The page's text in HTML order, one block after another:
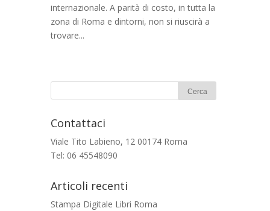
internazionale. A parità di costo, in tutta la
zona di Roma e dintorni, non si riuscirà a
trovare...
Contattaci
Viale Tito Labieno, 12 00174 Roma
Tel: 06 45548090
Articoli recenti
Stampa Digitale Libri Roma